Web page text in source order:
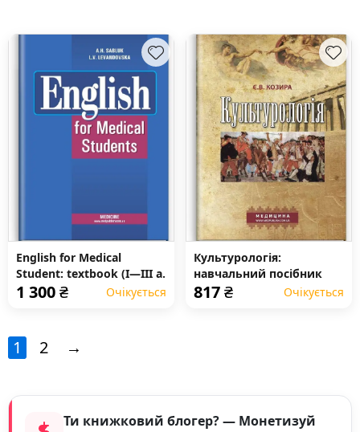
English for Medical
Student: textbook (I—III a.
l.)
1 300₴ Очікується
Культурологія:
навчальний посібник
(ВНЗ І—ІІІ р. а.)
817₴ Очікується
1 2 →
Ти книжковий блогер? — Монетизуй